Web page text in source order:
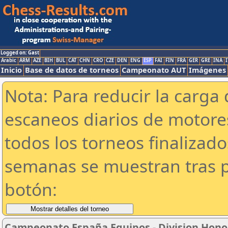
Logged on: Gast
Arabic ARM AZE BIH BUL CAT CHN CRO CZE DEN ENG ESP FAI FIN FRA GER GRE INA
Inicio Base de datos de torneos Campeonato AUT Imágenes
Nota: Para reducir la
escaneos diarios de
todos los torneos
semanas se muestran tras
botón: